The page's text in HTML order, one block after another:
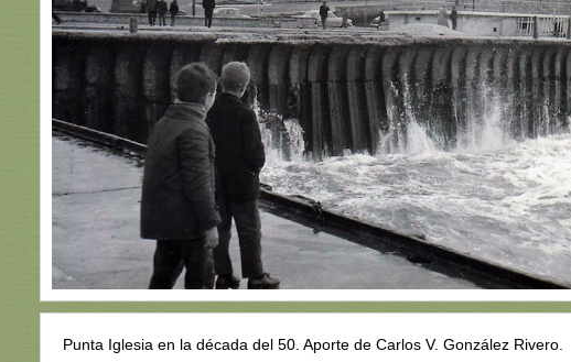
Punta Iglesia en la década del 50. Aporte de Carlos V. González Rivero.